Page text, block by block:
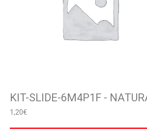
KIT-SLIDE-6M4P1F -
1,20€